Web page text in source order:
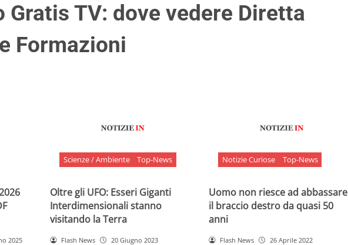
Gratis TV: dove vedere Diretta
Formazioni
2025
Scienze / Ambiente Top-News
Oltre gli UFO: Esseri Giganti
Interdimensionali stanno
visitando la Terra
Flash News 20 Giugno 2023
Notizie Curiose Top-News
Uomo non riesce ad abbassare
il braccio destro da quasi 50
anni
Flash News 26 Aprile 2022